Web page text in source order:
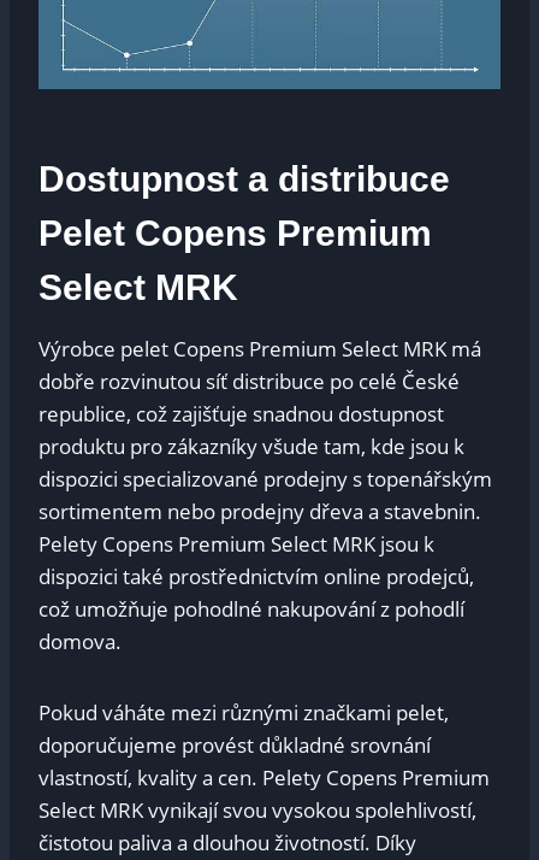
Dostupnost a distribuce
Pelet Copens Premium
Select ⁣MRK
Výrobce pelet Copens Premium Select MRK má
dobře rozvinutou⁣ síť distribuce po celé ​České
republice, což ⁣zajišťuje snadnou dostupnost
⁤produktu‌ pro⁤ zákazníky všude tam, kde ⁤jsou k
dispozici specializované ​prodejny s topenářským
sortimentem⁢ nebo⁤ prodejny ‌dřeva a stavebnin.
Pelety Copens Premium Select MRK jsou k
dispozici také​ prostřednictvím online prodejců,
což umožňuje⁣ pohodlné nakupování z​ pohodlí
domova.
Pokud váháte mezi různými značkami pelet,
doporučujeme provést důkladné srovnání
vlastností, kvality a ⁢cen. Pelety‌ Copens Premium
‍Select‍ MRK⁣ vynikají ‍svou ⁢vysokou spolehlivostí,
čistotou paliva a⁢ dlouhou⁤ životností. Díky⁤